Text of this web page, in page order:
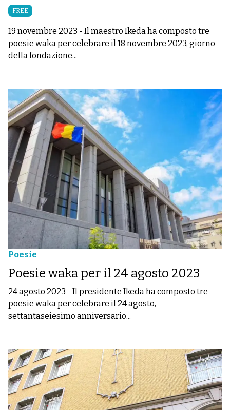
FREE
19 novembre 2023 - Il maestro Ikeda ha composto tre
poesie waka per celebrare il 18 novembre 2023, giorno
della fondazione...
Poesie
Poesie waka per il 24 agosto 2023
24 agosto 2023 - Il presidente Ikeda ha composto tre
poesie waka per celebrare il 24 agosto,
settantaseiesimo anniversario...